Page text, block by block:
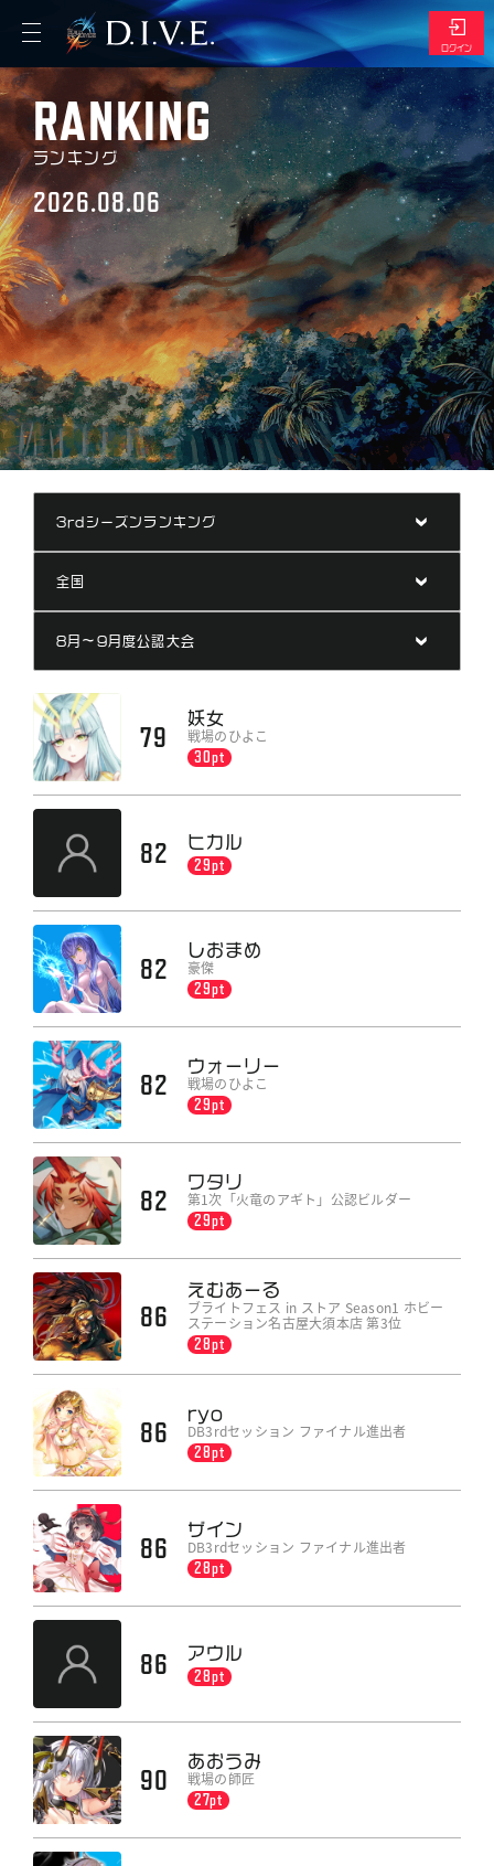
エントリー
マイページ
トップ
マイショップ
デッキ管理
スケジュール
リザルト
ランキング
ニュース
公式サイト
ログイン
RANKING
ランキング
2026.08.06
79
妖女
戦場のひよこ
30pt
82
ヒカル
29pt
82
しおまめ
豪傑
29pt
82
ウォーリー
戦場のひよこ
29pt
82
ワタリ
第1次「火竜のアギト」公認ビルダー
29pt
86
えむあーる
ブライトフェス in ストア Season1 ホビー
ステーション名古屋大須本店 第3位
28pt
86
ryo
DB3rdセッション ファイナル進出者
28pt
86
ザイン
DB3rdセッション ファイナル進出者
28pt
86
アウル
28pt
90
あおうみ
戦場の師匠
27pt